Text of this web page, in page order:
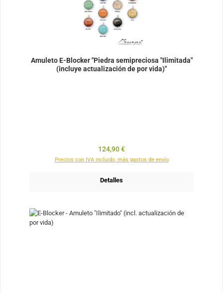
Amuleto E-Blocker "Piedra semipreciosa "Ilimitada"
(incluye actualización de por vida)"
Precio normal:
124,90 €
Precios con IVA incluido, más gastos de envío
Detalles